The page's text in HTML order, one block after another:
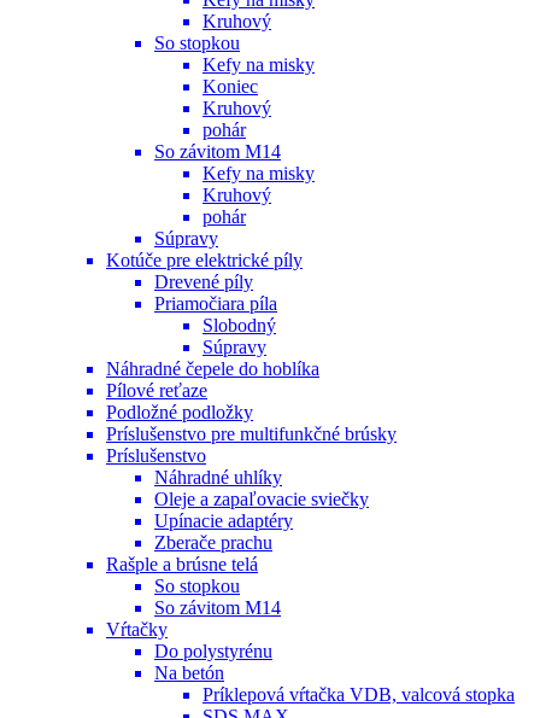
Kruhový
So stopkou
Kefy na misky
Koniec
Kruhový
pohár
So závitom M14
Kefy na misky
Kruhový
pohár
Súpravy
Kotúče pre elektrické píly
Drevené píly
Priamočiara píla
Slobodný
Súpravy
Náhradné čepele do hoblíka
Pílové reťaze
Podložné podložky
Príslušenstvo pre multifunkčné brúsky
Príslušenstvo
Náhradné uhlíky
Oleje a zapaľovacie sviečky
Upínacie adaptéry
Zberače prachu
Rašple a brúsne telá
So stopkou
So závitom M14
Vŕtačky
Do polystyrénu
Na betón
Príklepová vŕtačka VDB, valcová stopka